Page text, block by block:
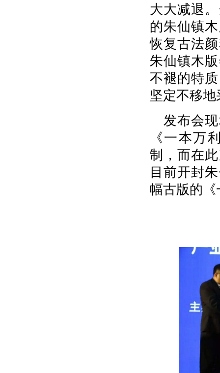
大大减退
的朱仙镇
恢复古法
朱仙镇木
不褪的特
坚定不移
发布会
《一本万
制，而在
目前开封
幅古版的